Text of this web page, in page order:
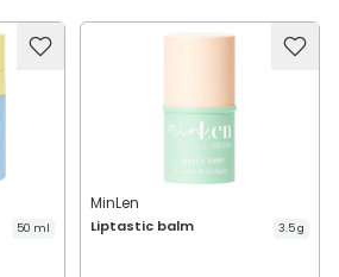
50 ml
MinLen
Liptastic balm 3.5 g